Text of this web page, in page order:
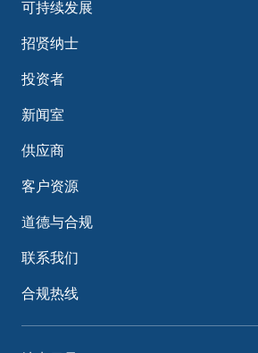
可持续发展
招贤纳士
投资者
新闻室
供应商
客户资源
道德与合规
联系我们
合规热线